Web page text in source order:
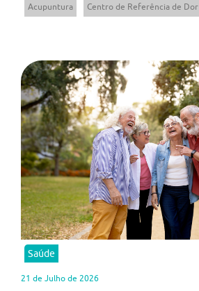
Acupuntura Centro de Referência de
Saúde
21 de Julho de 2026